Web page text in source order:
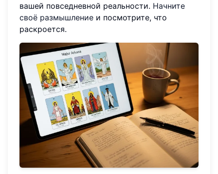
вашей повседневной реальности. Начните
своё размышление и посмотрите, что
раскроется.